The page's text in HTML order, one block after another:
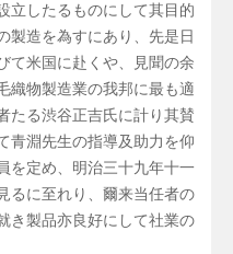
立したるものにして其目的
製造を為すにあり、先是日
て米国に赴くや、見聞の余
織物製造業の我邦に最も適
たる渋谷正吉氏に計り其賛
青淵先生の指導及助力を仰
を定め、明治三十九年十一
るに至れり、爾来当任者の
き製品亦良好にして社業の